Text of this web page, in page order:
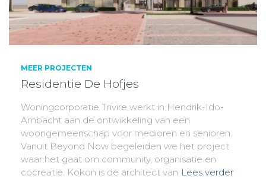
MEER PROJECTEN
Residentie De Hofjes
Woningcorporatie Trivire werkt in Hendrik-Ido-
Ambacht aan de ontwikkeling van een
woongemeenschap voor medioren en senioren.
Vanuit Beyond Now begeleiden we het project
waar het gaat om community, organisatie en
cocreatie. Kokon is de architect van Lees verder